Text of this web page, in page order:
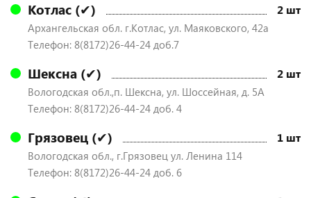
Котлас (✔) 2 шт
Архангельская обл. г.Котлас, ул. Маяковского, 42а
Телефон: 8(8172)26-44-24 доб.7
Шексна (✔) 2 шт
Вологодская обл.,п. Шексна, ул. Шоссейная, д. 5А
Телефон: 8(8172)26-44-24 доб. 4
Грязовец (✔) 1 шт
Вологодская обл., г.Грязовец ул. Ленина 114
Телефон: 8(8172)26-44-24 доб. 6